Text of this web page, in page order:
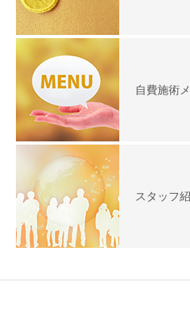
自費施術
スタッフ